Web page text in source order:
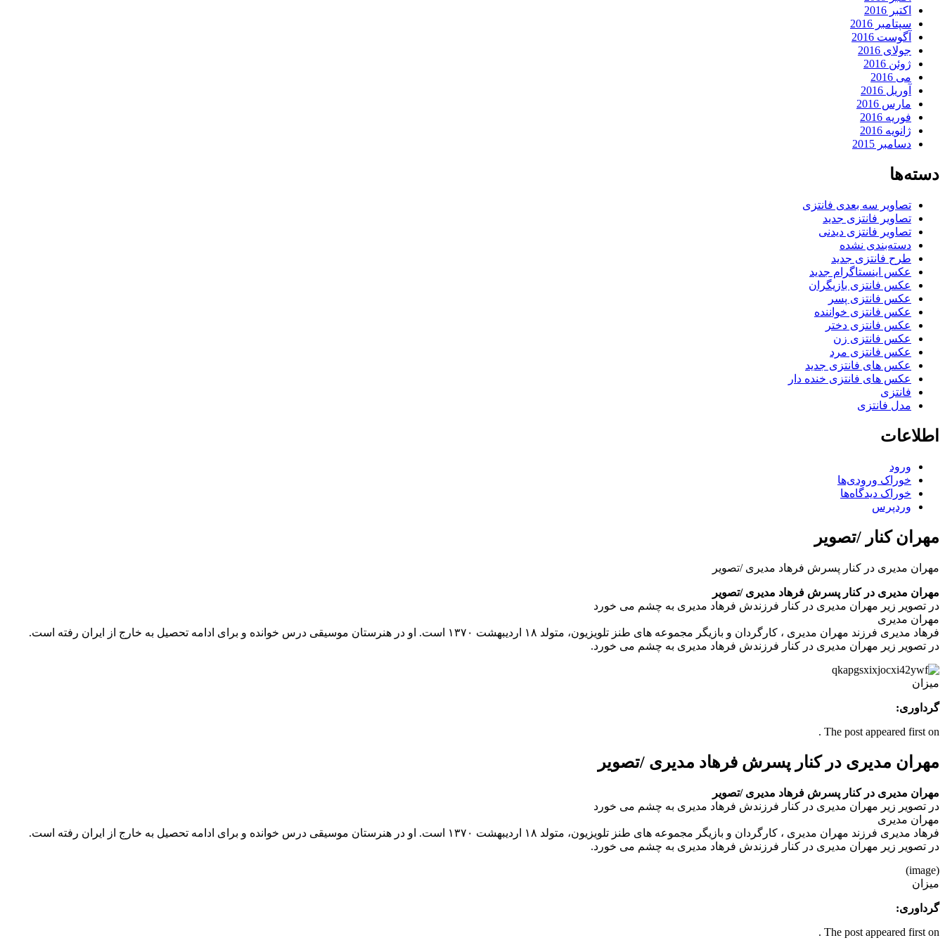
اکتبر 2016
سپتامبر 2016
آگوست 2016
جولای 2016
ژوئن 2016
می 2016
آوریل 2016
مارس 2016
فوریه 2016
ژانویه 2016
دسامبر 2015
دسته‌ها
تصاویر سه بعدی فانتزی
تصاویر فانتزی جدید
تصاویر فانتزی دیدنی
دسته‌بندی نشده
طرح فانتزی جدید
عکس اینستاگرام جدید
عکس فانتزی بازیگران
عکس فانتزی پسر
عکس فانتزی خواننده
عکس فانتزی دختر
عکس فانتزی زن
عکس فانتزی مرد
عکس های فانتزی جدید
عکس های فانتزی خنده دار
فانتزی
مدل فانتزی
اطلاعات
ورود
خوراک ورودی‌ها
خوراک دیدگاه‌ها
وردپرس
مهران کنار /تصویر
مهران مدیری در کنار پسرش فرهاد مدیری /تصویر
مهران مدیری در کنار پسرش فرهاد مدیری /تصویر
در تصویر زیر مهران مدیری در کنار فرزندش فرهاد مدیری به چشم می خورد
مهران مديری
فرهاد مدیری فرزند مهران مدیری ، کارگردان و بازیگر مجموعه های طنز تلویزیون، متولد ۱۸ اردیبهشت ۱۳۷۰ است. او در هنرستان موسیقی درس خوانده و برای ادامه تحصیل به خارج از ایران رفته است.
در تصویر زیر مهران مدیری در کنار فرزندش فرهاد مدیری به چشم می خورد.
میزان
گرداوری:
The post appeared first on .
مهران مدیری در کنار پسرش فرهاد مدیری /تصویر
مهران مدیری در کنار پسرش فرهاد مدیری /تصویر
در تصویر زیر مهران مدیری در کنار فرزندش فرهاد مدیری به چشم می خورد
مهران مديری
فرهاد مدیری فرزند مهران مدیری ، کارگردان و بازیگر مجموعه های طنز تلویزیون، متولد ۱۸ اردیبهشت ۱۳۷۰ است. او در هنرستان موسیقی درس خوانده و برای ادامه تحصیل به خارج از ایران رفته است.
در تصویر زیر مهران مدیری در کنار فرزندش فرهاد مدیری به چشم می خورد.
(image)
میزان
گرداوری:
The post appeared first on .